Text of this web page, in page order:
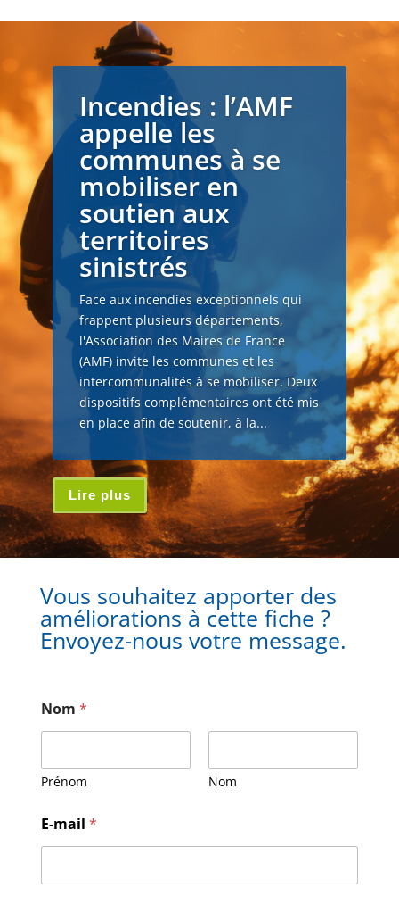
Incendies : l’AMF
appelle les
communes à se
mobiliser en
soutien aux
territoires
sinistrés
Face aux incendies exceptionnels qui
frappent plusieurs départements,
l'Association des Maires de France
(AMF) invite les communes et les
intercommunalités à se mobiliser. Deux
dispositifs complémentaires ont été mis
en place afin de soutenir, à la...
Lire plus
Vous souhaitez apporter des
améliorations à cette fiche ?
Envoyez-nous votre message.
Nom *
Prénom Nom
E-mail *